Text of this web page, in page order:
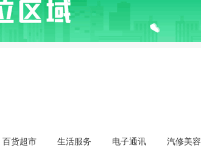
百货超市 生活服务 电子通讯
汽修美容